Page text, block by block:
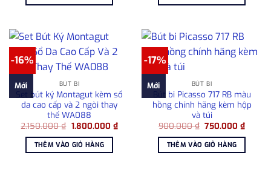
-16%
Mới BÚT BI
Set bút ký Montagut kèm sổ
da cao cấp và 2 ngòi thay
thế WA088
2.150.000₫ Giá
là:
2.150.000 ₫.
1.800.000 ₫Giá
THÊM VÀO GIỎ HÀNG
-17%
Mới BÚT BI
Bút bi Picasso 717 RB màu
hồng chính hãng kèm hộp
và túi
900.000₫ Giá
là:
900.000 ₫.
750.000₫Giá
THÊM VÀO GIỎ HÀNG